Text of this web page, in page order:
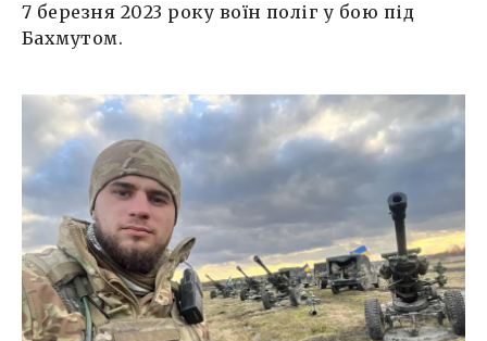
7 березня 2023 року воїн поліг у бою під
Бахмутом.